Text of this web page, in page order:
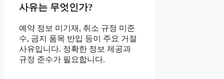
사유는 무엇인가?
예약 정보 미기재, 취소 규정 미준
수, 금지 품목 반입 등이 주요 거절
사유입니다. 정확한 정보 제공과
규정 준수가 필요합니다.